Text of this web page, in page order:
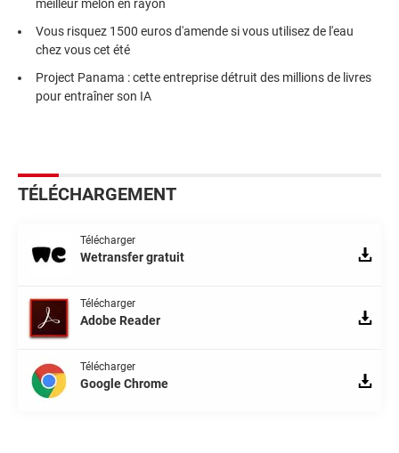
meilleur melon en rayon
Vous risquez 1500 euros d'amende si vous utilisez de l'eau
chez vous cet été
Project Panama : cette entreprise détruit des millions de livres
pour entraîner son IA
TÉLÉCHARGEMENT
Télécharger
Wetransfer gratuit
Télécharger
Adobe Reader
Télécharger
Google Chrome